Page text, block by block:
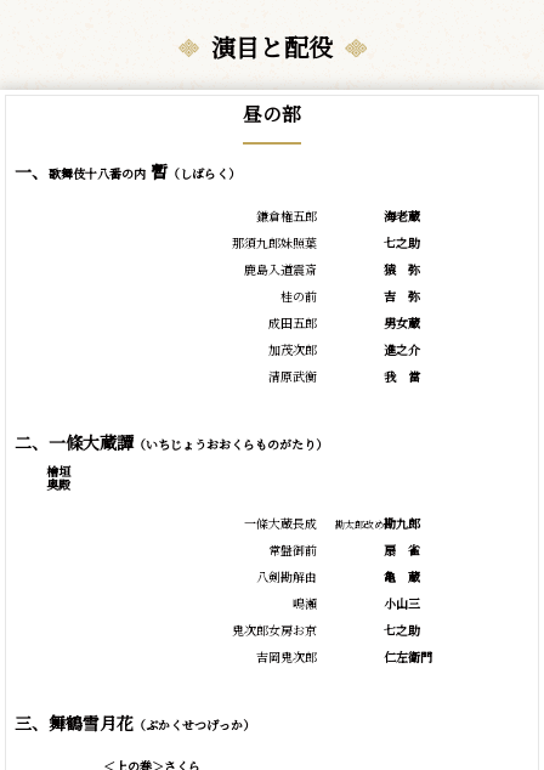
演目と配役
昼の部
一、 歌舞伎十八番の内暫（しばらく）
鎌倉権五郎
那須九郎妹照葉
鹿島入道震斎
桂の前
成田五郎
加茂次郎
清原武衡
海老蔵
七之助
猿
弥
吉
弥
男女蔵
進之介
我
當
二、一條大蔵譚（いちじょうおおくらものがたり）
檜垣
奥殿
一條大蔵長成
常盤御前
八剣勘解由
鳴瀬
鬼次郎女房お京
吉岡鬼次郎
勘太郎改め勘九郎
扇
雀
亀
蔵
小山三
七之助
仁左衛門
三、舞鶴雪月花（ぶかくせつげっか）
＜上の巻＞さくら